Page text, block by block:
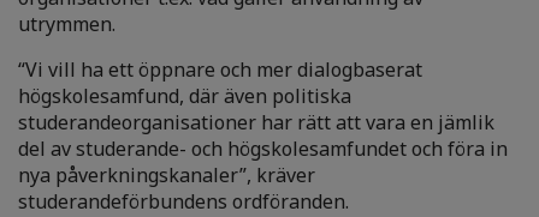
utrymmen.
“Vi vill ha ett öppnare och mer dialogbaserat
högskolesamfund, där även politiska
studerandeorganisationer har rätt att vara en jämlik
del av studerande- och högskolesamfundet och föra in
nya påverkningskanaler”, kräver
studerandeförbundens ordföranden.